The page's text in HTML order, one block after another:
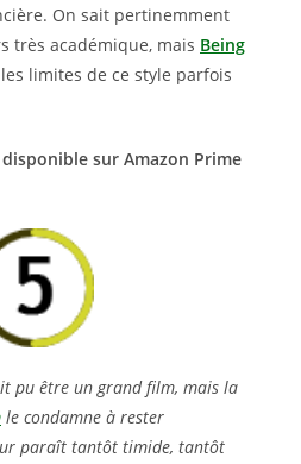
On sait pertinemment
très académique, mais Being
limites de ce style parfois
sur Amazon Prime
pu être un grand film, mais la
le condamne à rester
paraît tantôt timide, tantôt